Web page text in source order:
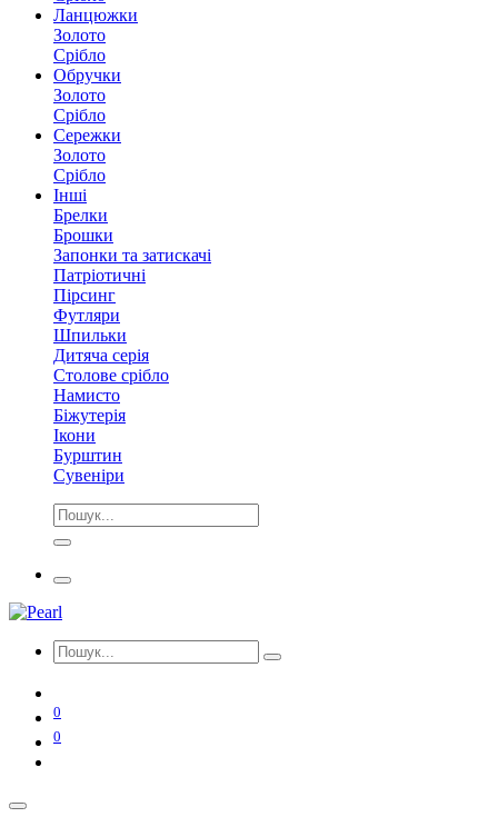
Ланцюжки
Золото
Срібло
Обручки
Золото
Срібло
Сережки
Золото
Срібло
Інші
Брелки
Брошки
Запонки та затискачі
Патріотичні
Пірсинг
Футляри
Шпильки
Дитяча серія
Столове срібло
Намисто
Біжутерія
Ікони
Бурштин
Сувеніри
0
0